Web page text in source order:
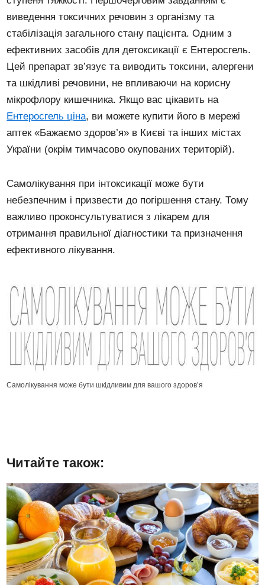
виведення токсичних речовин з організму та
стабілізація загального стану пацієнта. Одним з
ефективних засобів для детоксикації є Ентеросгель.
Цей препарат зв’язує та виводить токсини, алергени
та шкідливі речовини, не впливаючи на корисну
мікрофлору кишечника. Якщо вас цікавить на
Ентеросгель ціна, ви можете купити його в мережі
аптек «Бажаємо здоров’я» в Києві та інших містах
України (окрім тимчасово окупованих територій).
Самолікування при інтоксикації може бути
небезпечним і призвести до погіршення стану. Тому
важливо проконсультуватися з лікарем для
отримання правильної діагностики та призначення
ефективного лікування.
Самолікування може бути шкідливим для вашого здоровʼя
Читайте також: